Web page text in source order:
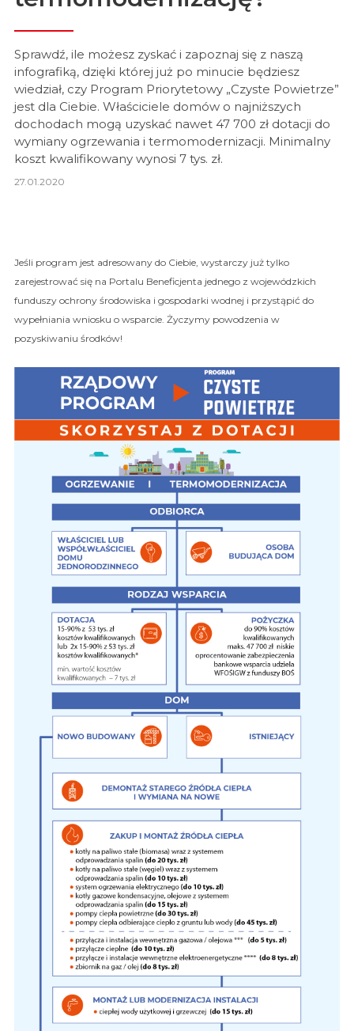
Sprawdź, ile możesz zyskać i zapoznaj się z naszą
infografiką, dzięki której już po minucie będziesz
wiedział, czy Program Priorytetowy „Czyste Powietrze”
jest dla Ciebie. Właściciele domów o najniższych
dochodach mogą uzyskać nawet 47 700 zł dotacji do
wymiany ogrzewania i termomodernizacji. Minimalny
koszt kwalifikowany wynosi 7 tys. zł.
27.01.2020
Jeśli program jest adresowany do Ciebie, wystarczy już tylko
zarejestrować się na Portalu Beneficjenta jednego z wojewódzkich
funduszy ochrony środowiska i gospodarki wodnej i przystąpić do
wypełniania wniosku o wsparcie. Życzymy powodzenia w
pozyskiwaniu środków!